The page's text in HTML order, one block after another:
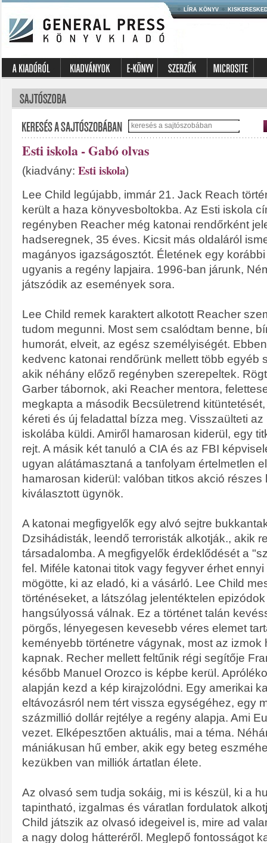
LÍRA KÖNYV
Esti iskola - Gabó olvas
(kiadvány: Esti iskola)
Lee Child legújabb, immár 21. Jack Reach
került a haza könyvesboltokba. Az Esti iskola
regényben Reacher még katonai rendőrként
hadseregnek, 35 éves. Kicsit más oldaláról
magányos igazságosztót. Életének egy
ugyanis a regény lapjaira. 1996-ban járunk,
játszódik az események sora.
Lee Child remek karaktert alkotott Reacher
tudom megunni. Most sem csalódtam benne,
humorát, elveit, az egész személyiségét.
kedvenc katonai rendőrünk mellett több egyéb
akik néhány előző regényben szerepeltek.
Garber tábornok, aki Reacher mentora,
megkapta a második Becsületrend
kéreti és új feladattal bízza meg. Visszaülteti
iskolába küldi. Amiről hamarosan kiderül, egy
rejt. A másik két tanuló a CIA és az FBI
ugyan alátámasztaná a tanfolyam értelmetlen
hamarosan kiderül: valóban titkos akció részes
kiválasztott ügynök.
A katonai megfigyelők egy alvó sejtre
Dzsihádisták, leendő terroristák alkotják., akik
társadalomba. A megfigyelők érdeklődését a
fel. Miféle katonai titok vagy fegyver érhet
mögötte, ki az eladó, ki a vásárló. Lee Child
történéseket, a látszólag jelentéktelen
hangsúlyossá válnak. Ez a történet talán
pörgős, lényegesen kevesebb véres elemet
keményebb történetre vágynak, most az izmok
kapnak. Recher mellett feltűnik régi segítője
később Manuel Orozco is képbe kerül.
alapján kezd a kép kirajzolódni. Egy amerikai
eltávozásról nem tért vissza egységéhez, egy
százmillió dollár rejtélye a regény alapja. Ami
vezet. Elképesztően aktuális, mai a téma.
mániákusan hű ember, akik egy beteg
kezükben van milliók ártatlan élete.
Az olvasó sem tudja sokáig, mi is készül, ki a
tapintható, izgalmas és váratlan fordulatok
Child játszik az olvasó idegeivel is, mire ad
a nagy dolog hátteréről. Meglepő fontosságot